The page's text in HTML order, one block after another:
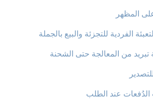
الفردية للتجزئة والبيع بالجملة
من المعالجة حتى الشحنة
الدُفعات عند الطلب